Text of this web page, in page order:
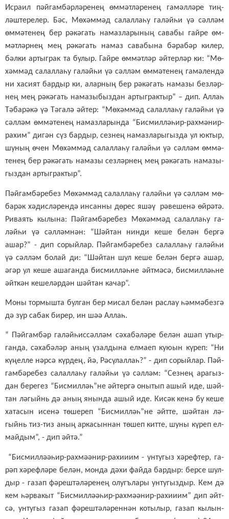
Ис­ра­ил пәй­гам­бәр­лә­ре­нең өм­мәт­лә­ре­нең га­мәл­лә­ре тиң­
ләш­те­ре­лер. Бәс, Мө­хәм­мәд са­лал­ла­һу га­ләй­һи үә сәл­ләм
өм­мә­те­нең бер рә­кә­гать на­маз­ла­ры­ның са­ва­бы гай­ре өм­
мәт­ләр­нең мең рә­кә­гать на­маз са­ва­бы­на бә­ра­бәр ки­лер,
бәл­ки ар­тыг­рак та бу­лыр. Гай­ре өм­мәт­ләр әй­тер­ләр ки: “Мө­
хәм­мәд са­лал­ла­һу га­ләй­һи үә сәл­ләм өм­мә­те­нең га­мә­лен­дә
ни ха­си­ят бар­дыр ки, алар­ның бер рә­кә­гать на­ма­зы без­ләр­
нең мең рә­кә­гать на­ма­зы­быз­дан ар­тыг­рак­тыр” – дип. Ал­лаһ
Тә­ба­рә­кә үә Тә­га­лә әй­тер: “Мө­хәм­мәд са­лал­ла­һу га­ләй­һи үә
сәл­ләм өм­мә­те­нең на­маз­ла­рын­да “Бис­мил­лә­һир-рах­мә­нир-
ра­хим” ди­гән сүз бар­дыр, сез­нең на­маз­ла­ры­гыз­да ул юк­тыр,
шу­ның өчен Мө­хәм­мәд са­лал­ла­һу га­ләй­һи үә сәл­ләм өм­мә­
те­нең бер рә­кә­гать на­ма­зы сез­ләр­нең мең рә­кә­гать на­ма­зы­
гыз­дан ар­тыг­рак­тыр”.
Пәй­гам­бә­ре­без Мө­хәм­мәд са­лал­ла­һу га­ләй­һи үә сәл­ләм мө­
ба­рәк хә­дис­лә­рен­дә ин­сан­ны дө­рес яшәү рә­ве­ше­нә өй­рә­тә.
Ри­ва­ять кы­лы­на: Пәй­гам­бә­ре­без Мө­хәм­мәд са­лал­ла­һу га­
ләй­һи үә сәл­ләм­нән: “Шәй­тан нин­ди ке­ше бе­лән бер­гә
ашар?” - дип со­рый­лар. Пәй­гам­бә­ре­без са­лал­ла­һу га­ләй­һи
үә сәл­ләм бо­лай ди: “Шәй­тан шул ке­ше бе­лән бер­гә ашар,
әгәр ул ке­ше аша­ган­да бис­мил­ләһ­не әйт­мә­сә, бис­мил­ләһ­не
әйт­кән ке­ше­ләр­дән шәй­тан ка­чар”.
Мо­ны тор­мыш­та бул­ган бер ми­сал бе­лән рас­лау һәм­мә­без­гә
дә зур са­бак би­рер, ин шәә Ал­лаһ.
“ Пәй­гам­бәр га­ләй­һис­сәл­ләм сә­ха­бә­лә­ре бе­лән ашап утыр­
ган­да, сә­ха­бә­ләр аның үзал­ды­на ел­ма­еп ку­ю­ын кү­реп: “Ни
кү­ңел­ле нәр­сә күр­дең, йә, Рә­сү­лал­лаһ?” - дип со­рый­лар. Пәй­
гам­бә­ре­без са­лал­ла­һу га­ләй­һи үә сәл­ләм: “Сез­нең ара­гыз­
дан бе­ре­гез “Бис­мил­ләһ”­не әй­тер­гә оны­тып ашый иде, шәй­
тан лә­гыйнь дә аның янын­да ашый иде. Ки­сәк ке­нә бу ке­ше
ха­та­сын исе­нә тө­ше­реп “Бис­мил­ләһ”­не әйт­те, шәй­тан лә­
гыйнь тиз-тиз аның ар­ка­сын­нан тө­шеп кит­те, шу­ны кү­реп ел­
май­дым”, - дип әй­тә.”
“Бис­мил­лә­ә­һир-рах­мә­ә­нир-ра­хи­и­им - ун­ту­гыз хә­реф­тер, га­
рәп хә­реф­лә­ре бе­лән, мон­да дә­хи фай­да бар­дыр: бер­се шул­
дыр - га­зап фә­реш­тә­лә­ре­нең олугъ­ла­ры ун­ту­гыз­дыр. Кем дә
кем һәр­ва­кыт “Бис­мил­лә­ә­һир-рах­мә­ә­нир-ра­хи­и­им” дип әйт­
сә, ун­ту­гыз га­зап фә­реш­тә­лә­рен­нән ко­ты­лыр, га­зап кы­лын­